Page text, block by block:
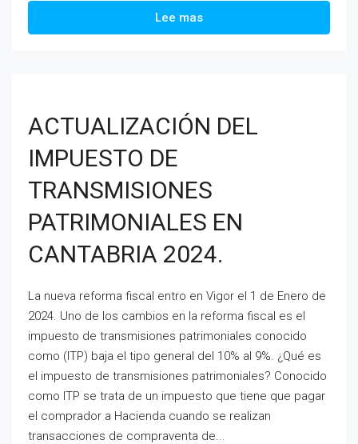
Lee mas
ACTUALIZACIÓN DEL
IMPUESTO DE
TRANSMISIONES
PATRIMONIALES EN
CANTABRIA 2024.
La nueva reforma fiscal entro en Vigor el 1 de Enero de
2024. Uno de los cambios en la reforma fiscal es el
impuesto de transmisiones patrimoniales conocido
como (ITP) baja el tipo general del 10% al 9%. ¿Qué es
el impuesto de transmisiones patrimoniales? Conocido
como ITP se trata de un impuesto que tiene que pagar
el comprador a Hacienda cuando se realizan
transacciones de compraventa de...